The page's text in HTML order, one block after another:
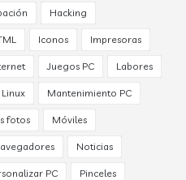
Hacking
Iconos Impresoras
Juegos PC Labores
Linux Mantenimiento PC
fotos Móviles
Noticias
PC Pinceles